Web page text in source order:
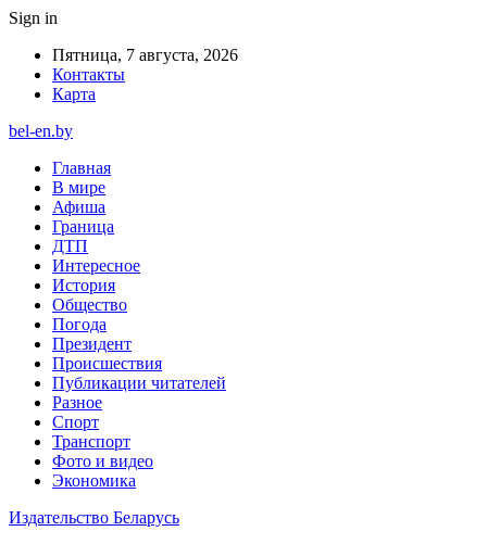
Sign in
Пятница, 7 августа, 2026
Контакты
Карта
bel-en.by
Главная
В мире
Афиша
Граница
ДТП
Интересное
История
Общество
Погода
Президент
Происшествия
Публикации читателей
Разное
Спорт
Транспорт
Фото и видео
Экономика
Издательство Беларусь